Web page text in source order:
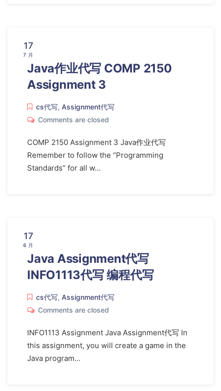
17
7 月
Java作业代写 COMP 2150
Assignment 3
cs代写, Assignment代写
Comments are closed
COMP 2150 Assignment 3 Java作业代写
Remember to follow the “Programming
Standards” for all w…
17
6 月
Java Assignment代写
INFO1113代写 编程代写
cs代写, Assignment代写
Comments are closed
INFO1113 Assignment Java Assignment代写 In
this assignment, you will create a game in the
Java program…